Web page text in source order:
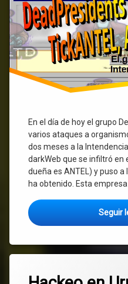
En el día de hoy el grupo
varios ataques a
dos meses a la
darkWeb que se infiltró en
dueña es ANTEL) y puso
ha obtenido. Esta empresa
Seguir
públicas…
AGESIC
comentarios